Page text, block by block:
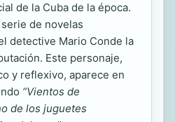
de la Cuba de la época.
de novelas
detective Mario Conde la
Este personaje,
y reflexivo, aparece en
“Vientos de
de los juguetes